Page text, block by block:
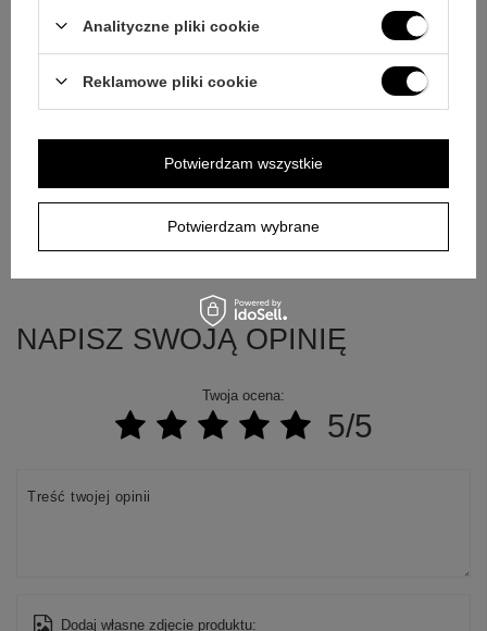
E-mail
NAPISZ SWOJĄ OPINIĘ
Twoja ocena:
5/5
Treść twojej opinii
Dodaj własne zdjęcie produktu:
Analityczne pliki cookie
Reklamowe pliki cookie
Potwierdzam wybrane
Potwierdzam wszystkie